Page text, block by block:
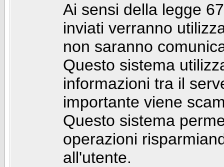
Ai sensi della legge
inviati verranno
non saranno
Questo sistema
informazioni tra il
importante viene
Questo sistema
operazioni
all'utente.